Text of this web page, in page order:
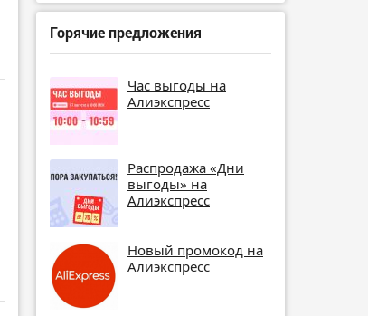
Горячие предложения
Час выгоды на
Алиэкспресс
Распродажа «Дни
выгоды» на
Алиэкспресс
Новый промокод на
Алиэкспресс